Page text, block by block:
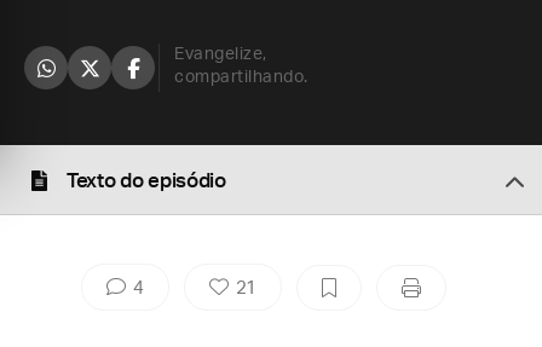
Evangelize,
compartilhando.
Texto do episódio
4 21